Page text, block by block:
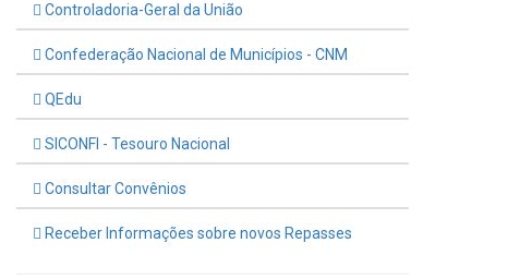
Controladoria-Geral da União
Confederação Nacional de Municípios - CNM
QEdu
SICONFI - Tesouro Nacional
Consultar Convênios
Receber Informações sobre novos Repasses